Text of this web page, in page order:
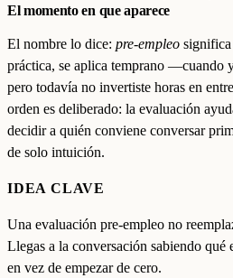
El momento en que aparece
El nombre lo dice: pre-empleo significa
práctica, se aplica temprano —cuando
pero todavía no invertiste horas en
orden es deliberado: la evaluación
decidir a quién conviene conversar
de solo intuición.
IDEA CLAVE
Una evaluación pre-empleo no
Llegas a la conversación sabiendo qué
en vez de empezar de cero.